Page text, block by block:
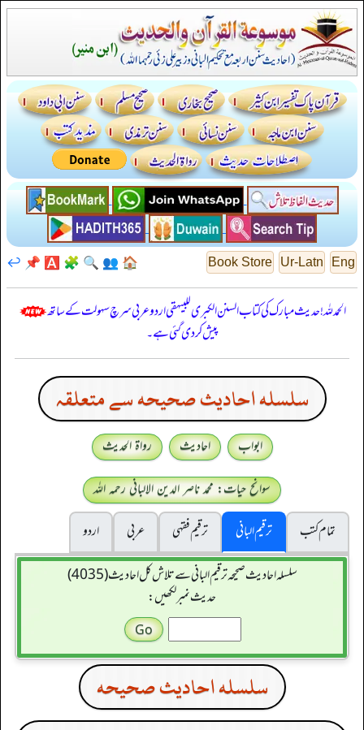
Eng
Ur-Latn
Book Store
🏠
👥
🔍
🧩
🅰️
📌
↩️
الحمدللہ! حدیث مبارک کی کتاب السنن الكبرى للبيهقي اردو عربی سرچ سہولت کے ساتھ
پیش کر دی گئی ہے۔
سلسله احاديث صحيحه سے متعلقہ
ابواب احادیث
رواۃ الحدیث
سوانح حیات: محمد ناصر الدین الالبانی رحمہ اللہ
تمام کتب
ترقیم البانی ترقيم فقہی عربی
اردو
سلسله احاديث صحيحه ترقیم البانی سے تلاش کل احادیث (4035)
حدیث نمبر لکھیں:
سلسله احاديث صحيحه